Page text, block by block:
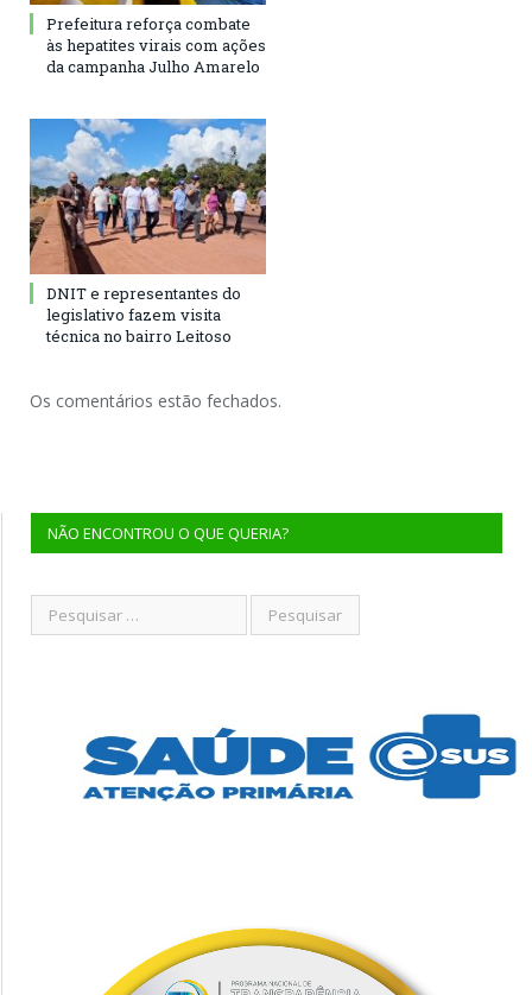
Prefeitura reforça combate
às hepatites virais com ações
da campanha Julho Amarelo
DNIT e representantes do
legislativo fazem visita
técnica no bairro Leitoso
Os comentários estão fechados.
NÃO ENCONTROU O QUE QUERIA?